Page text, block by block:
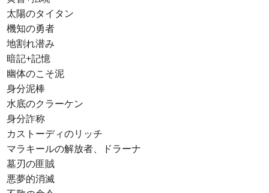
太陽のタイタン
機知の勇者
地割れ潜み
暗記+記憶
幽体のこそ泥
身分泥棒
水底のクラーケン
身分詐称
カストーディのリッチ
マラキールの解放者、ドラーナ
墓刃の匪賊
悪夢的消滅